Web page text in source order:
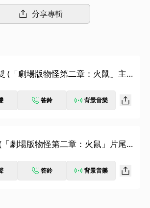
出劇場版動畫的壯麗世界觀。另一首收錄曲
滿和風元素、帶有鋒利毒性的樂曲，AiNA TH
分享專輯
(「劇場版物怪第二章：火鼠」主題
答鈴 背景音樂
劇場版物怪第二章：火鼠」片尾
答鈴 背景音樂